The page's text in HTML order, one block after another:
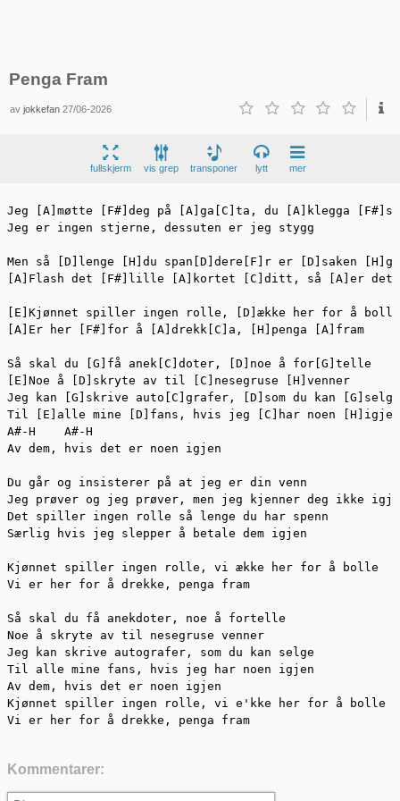
Penga Fram
avjokkefan 27/06-2026
fullskjerm vis grep transponer lytt mer
Jeg [A]møtte [F#]deg på [A]ga[C]ta, du [A]klegga
Jeg er ingen stjerne, dessuten er jeg stygg
Men så [D]lenge [H]du span[D]dere[F]r er [D]saken
[A]Flash det [F#]lille [A]kortet [C]ditt, så [A]er det
[E]Kjønnet spiller ingen rolle, [D]ække her for å bolle
[A]Er her [F#]for å [A]drekk[C]a, [H]penga [A]fram
Så skal du [G]få anek[C]doter, [D]noe å for[G]telle
[E]Noe å [D]skryte av til [C]nesegruse [H]venner
Jeg kan [G]skrive auto[C]grafer, [D]som du kan [G]selge
Til [E]alle mine [D]fans, hvis jeg [C]har noen [H]igjen
A#-H    A#-H
Av dem, hvis det er noen igjen
Du går og insisterer på at jeg er din venn
Jeg prøver og jeg prøver, men jeg kjenner deg ikke
Det spiller ingen rolle så lenge du har spenn
Særlig hvis jeg slepper å betale dem igjen
Kjønnet spiller ingen rolle, vi ække her for å bolle
Vi er her for å drekke, penga fram
Så skal du få anekdoter, noe å fortelle
Noe å skryte av til nesegruse venner
Jeg kan skrive autografer, som du kan selge
Til alle mine fans, hvis jeg har noen igjen
Av dem, hvis det er noen igjen
Kjønnet spiller ingen rolle, vi e'kke her for å bolle
Vi er her for å drekke, penga fram
Kommentarer: